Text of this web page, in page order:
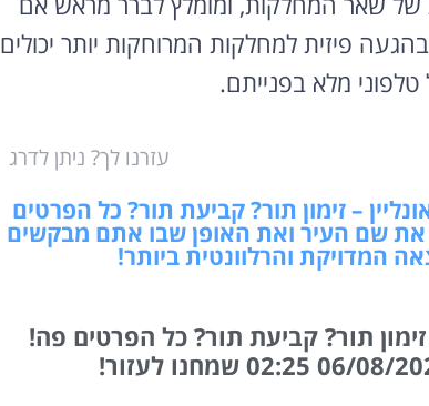
פיזית למחלקות המרוחקות יותר יכולים
מלא בפנייתם.
עזרנו לך? ניתן לדרג
– זימון תור? קביעת תור? כל הפרטים
שם העיר ואת האופן שבו אתם מבקשים
המדויקת והרלוונטית ביותר!
תור? קביעת תור? כל הפרטים פה!